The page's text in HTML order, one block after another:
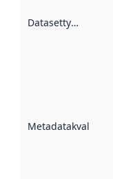
Datasettype
Metadatakvalitet